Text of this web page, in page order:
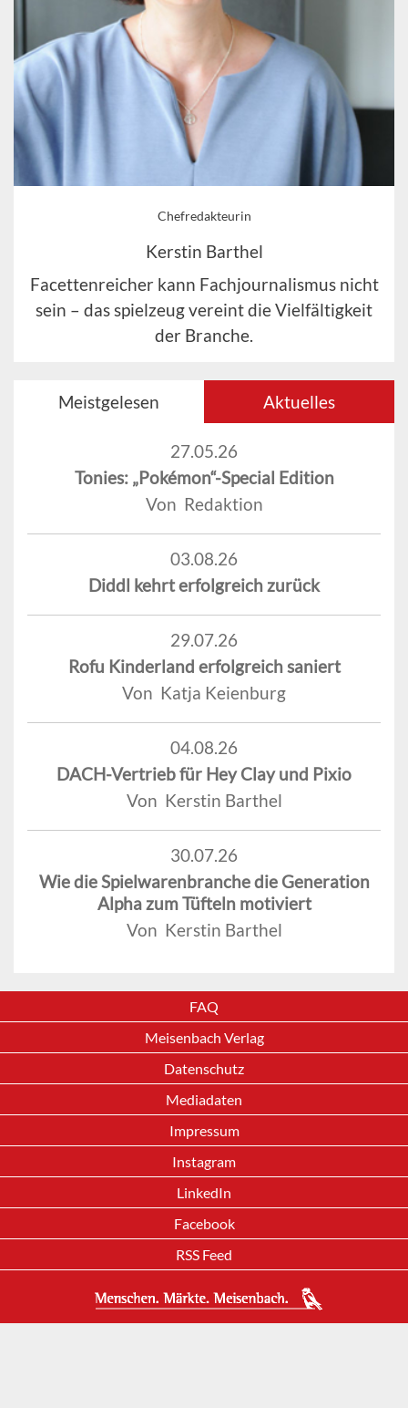
Chefredakteurin
Kerstin Barthel
Facettenreicher kann Fachjournalismus nicht
sein – das spielzeug vereint die Vielfältigkeit
der Branche.
Meistgelesen Aktuelles
27.05.26
Tonies: „Pokémon“-Special Edition
Von Redaktion
03.08.26
Diddl kehrt erfolgreich zurück
29.07.26
Rofu Kinderland erfolgreich saniert
Von Katja Keienburg
04.08.26
DACH-Vertrieb für Hey Clay und Pixio
Von Kerstin Barthel
30.07.26
Wie die Spielwarenbranche die Generation
Alpha zum Tüfteln motiviert
Von Kerstin Barthel
FAQ
Meisenbach Verlag
Datenschutz
Mediadaten
Impressum
Instagram
LinkedIn
Facebook
RSS Feed